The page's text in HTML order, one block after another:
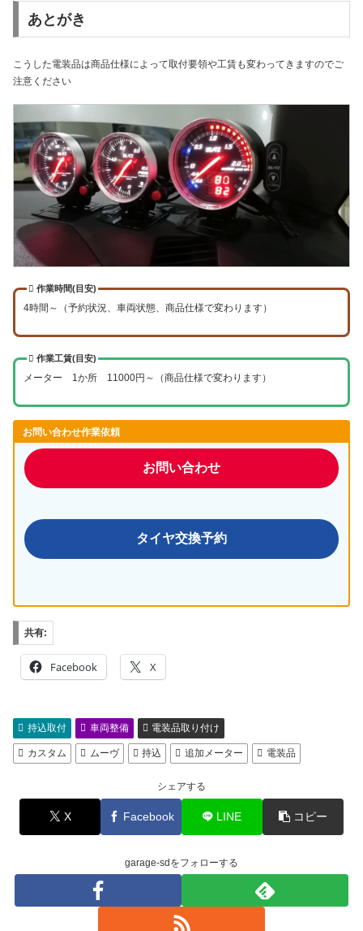
あとがき
こうした電装品は商品仕様によって取付要領や工賃も変わってきますのでご
注意ください
作業時間(目安)
4時間～（予約状況、車両状態、商品仕様で変わります）
作業工賃(目安)
メーター 1か所 11000円～（商品仕様で変わります）
お問い合わせ作業依頼
お問い合わせ
タイヤ交換予約
共有:
Facebook X
持込取付 車両整備 電装品取り付け
カスタム ムーヴ 持込 追加メーター 電装品
シェアする
X Facebook LINE コピー
garage-sdをフォローする